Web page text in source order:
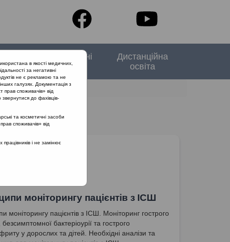
Спеціальні
випуски
Дистанційна
освіта
моніторингу пацієнтів з ІСШ
моніторингу пацієнтів з ІСШ. Моніторинг гострого
безсимптомної бактеріоурії та гострого
у дорослих та дітей. Необхідні аналізи та
в якості медичних,
за негативні
не є рекламою та не
галузях. Документація з
споживачів» від
до фахівців-
та косметичні засоби
споживачів» від
і не замінює